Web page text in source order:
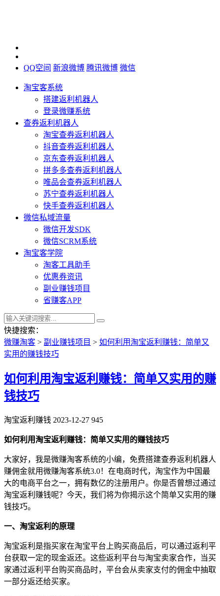
QQ空间 新浪微博 腾讯微博 微信
淘宝客系统
搭建返利机器人
登录微赚系统
查券返利机器人
淘宝查券返利机器人
抖音查券返利机器人
京东查券返利机器人
拼多多查券返利机器人
唯品会查券返利机器人
苏宁查券返利机器人
快手查券返利机器人
微信私域流量
微信开发SDK
微信SCRM系统
淘宝客学院
淘客工具助手
优惠券资讯
副业赚钱项目
省赚客APP
快捷搜索：
微赚淘客 > 副业赚钱项目 > 如何利用淘宝返利赚钱：简单又
实用的赚钱技巧
如何利用淘宝返利赚钱：简单又实用的赚
钱技巧
淘宝返利赚钱 2023-12-27 945
如何利用淘宝返利赚钱：简单又实用的赚钱技巧
大家好，我是微赚淘客系统的小编，免费搭建查券返利机器人
赚佣金就用微赚淘客系统3.0！在电商时代，淘宝作为中国最
大的电商平台之一，拥有数亿的注册用户。你是否曾想过通过
淘宝返利赚钱呢？今天，我们将为你揭示这个简单又实用的赚
钱技巧。
一、淘宝返利的原理
淘宝返利是指买家在淘宝平台上购买商品后，可以通过返利平
台获取一定的现金返还。这些返利平台与淘宝卖家合作，当买
家通过返利平台购买商品时，平台会从卖家支付的佣金中抽取
一部分返还给买家。